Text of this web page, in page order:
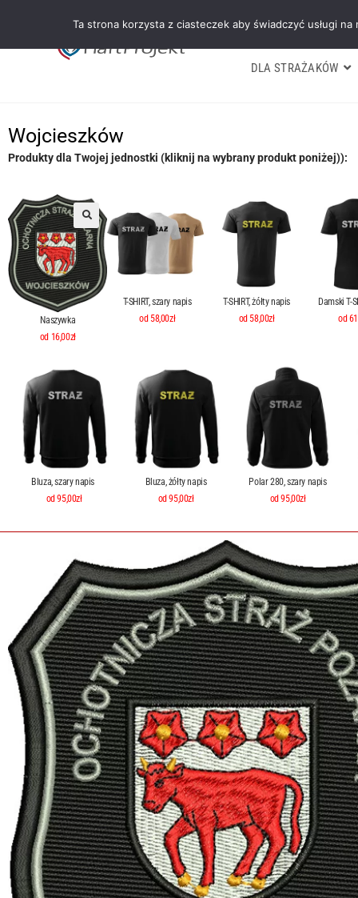
DLA STRAŻAKÓW
Wojcieszków
Produkty dla Twojej jednostki (kliknij na wybrany produkt poniżej)):
Naszywka
od 16,00zł
T-SHIRT, szary napis
od 58,00zł
T-SHIRT, żółty napis
od 58,00zł
Damski T-
od
Bluza, szary napis
od 95,00zł
Bluza, żółty napis
od 95,00zł
Polar 280, szary napis
od 95,00zł
Ta strona korzysta z ciasteczek aby świadczyć usługi